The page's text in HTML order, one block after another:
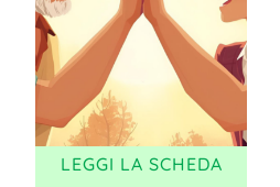
LEGGI LA SCHEDA